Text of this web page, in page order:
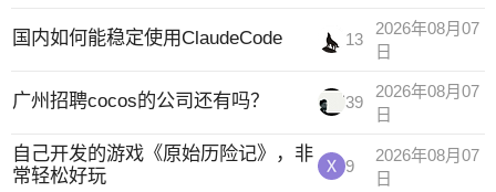
国内如何能稳定使用ClaudeCode 13
2026年08月07
日
广州招聘cocos的公司还有吗？ 39
2026年08月07
日
自己开发的游戏《原始历险记》，非
常轻松好玩
9
2026年08月07
日